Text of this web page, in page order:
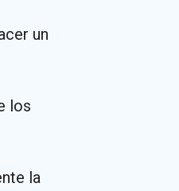
un
los
la